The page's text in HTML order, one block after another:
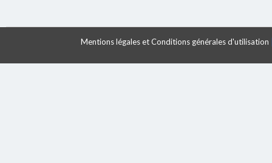
Mentions légales et Conditions générales d'utilisation